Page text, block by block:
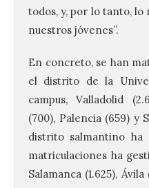
todos, y, por lo tanto, lo
nuestros jóvenes”.
En concreto, se han
el distrito de la
campus, Valladolid
(700), Palencia (659) y
distrito salmantino ha
matriculaciones ha
Salamanca (1.625),